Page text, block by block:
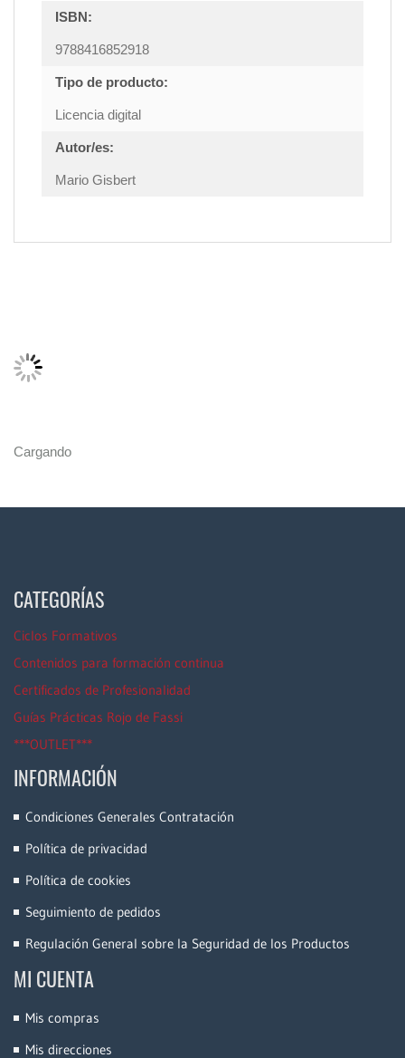
ISBN:
9788416852918
Tipo de producto:
Licencia digital
Autor/es:
Mario Gisbert
Cargando
CATEGORÍAS
Ciclos Formativos
Contenidos para formación continua
Certificados de Profesionalidad
Guías Prácticas Rojo de Fassi
***OUTLET***
INFORMACIÓN
Condiciones Generales Contratación
Política de privacidad
Política de cookies
Seguimiento de pedidos
Regulación General sobre la Seguridad de los Productos
MI CUENTA
Mis compras
Mis direcciones